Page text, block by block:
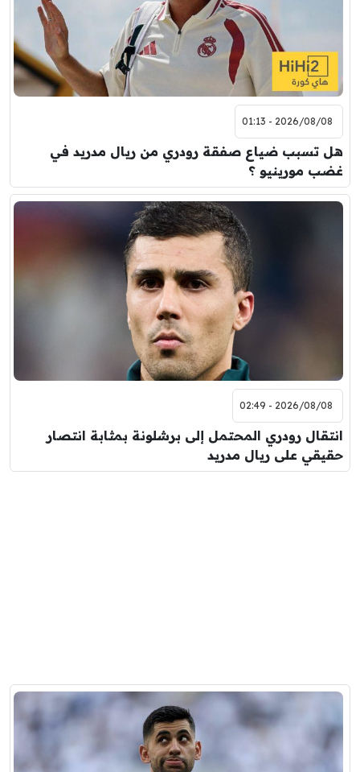
2026/08/08 - 01:13
هل تسبب ضياع صفقة رودري من ريال مدريد في
غضب مورينيو ؟
2026/08/08 - 02:49
انتقال رودري المحتمل إلى برشلونة بمثابة انتصار
حقيقي على ريال مدريد